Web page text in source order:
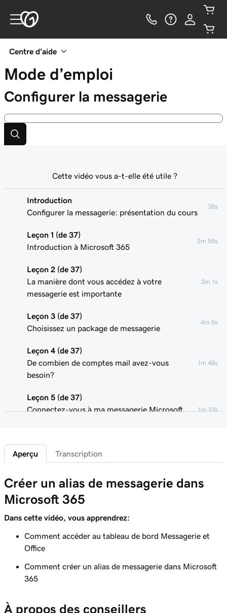
Centre d’aide
Mode d’emploi
Configurer la messagerie
Introduction
Configurer la messagerie: présentation du cours
38s
Leçon 1 (de 37)
Introduction à Microsoft 365
2m 58s
Leçon 2 (de 37)
La manière dont vous accédez à votre
messagerie est importante
2m 1s
Leçon 3 (de 37)
Choisissez un package de messagerie
4m 5s
Leçon 4 (de 37)
De combien de comptes mail avez-vous
besoin?
1m 48s
Leçon 5 (de 37)
Connectez-vous à ma messagerie Microsoft
1m 33s
Leçon 6 (de 37)
Connecter mon domaine et créer mon adresse
Leçon 7 (de 37)
M'envoyer un email de test
Ajouter mon email Microsoft 365 à Outlook
sur un iPhone
1m 8s
Leçon 9 (de 37)
Ajouter mon email Microsoft 365 à Outlook
Cette vidéo vous a-t-elle été utile ?
Aperçu Transcription
Créer un alias de messagerie dans
Microsoft 365
Dans cette vidéo, vous apprendrez:
Comment accéder au tableau de bord Messagerie et
Office
Comment créer un alias de messagerie dans Microsoft
365
À propos des conseillers